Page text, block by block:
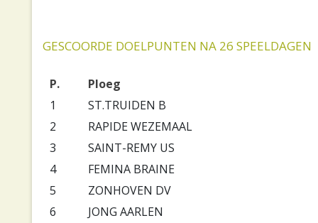
GESCOORDE DOELPUNTEN NA 26 SPEELDAGEN
P.
Ploeg
1
ST.TRUIDEN B
2
RAPIDE WEZEMAAL
3
SAINT-REMY US
4
FEMINA BRAINE
5
ZONHOVEN DV
6
JONG AARLEN